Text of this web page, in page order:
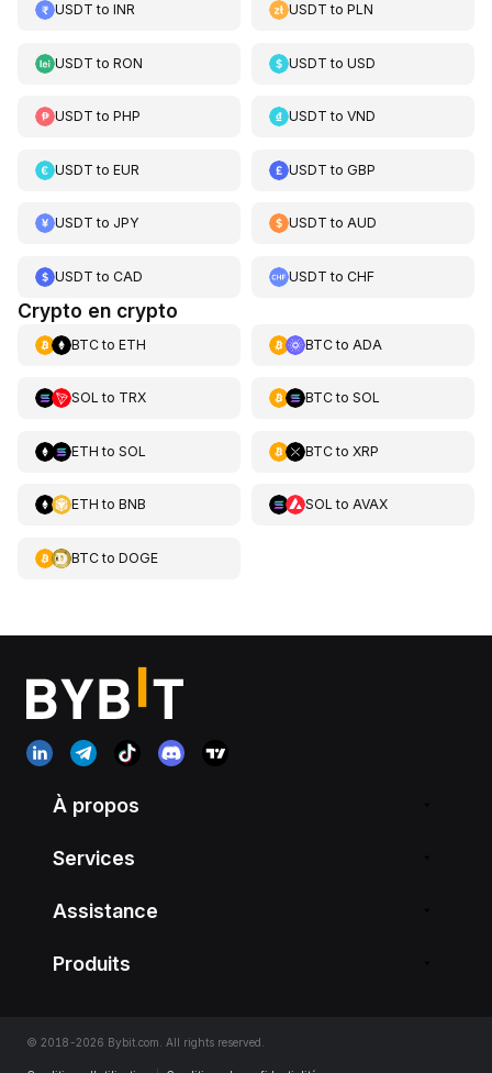
USDT to INR USDT toPLN
USDT to RON USDT toUSD
USDT to PHP USDT toVND
USDT to EUR USDT toGBP
USDT to JPY USDT toAUD
USDT to CAD USDT toCHF
Crypto en crypto
BTCto ETH BTCto ADA
SOL to TRX BTCto SOL
ETH to SOL BTCto XRP
ETH to BNB SOL to AVAX
BTCto DOGE
À propos
Services
Assistance
Produits
© 2018-2026 Bybit.com. All rights reserved.